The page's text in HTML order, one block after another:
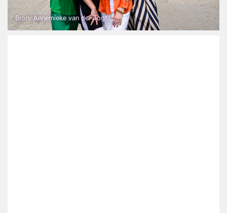
Bron: Annemieke van der Togt